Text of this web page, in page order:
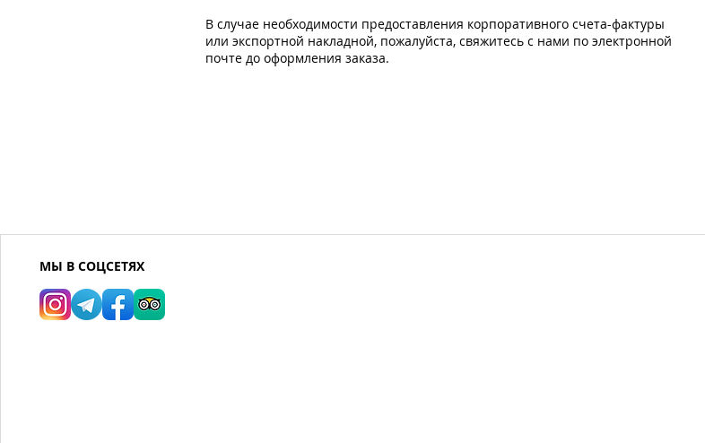
В случае необходимости предоставления корпоративного счета-фактуры
или экспортной накладной, пожалуйста, свяжитесь с нами по электронной
почте до оформления заказа.
МЫ В СОЦСЕТЯХ